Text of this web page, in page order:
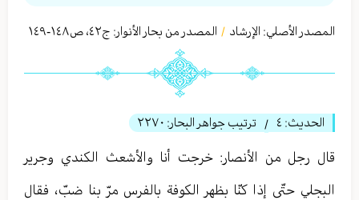
المصدر الأصلي: الإرشاد / المصدر من بحار الأنوار: ج٤٢، ص١٤٨-١٤٩
الحديث: ٤ / ترتيب جواهر البحار: ٢٢٧٠
قال رجل من الأنصار: خرجت أنا والأشعث الكندي وجرير
البجلي حتّى إذا كنّا بظهر الكوفة بالفرس مرّ بنا ضبّ، فقال